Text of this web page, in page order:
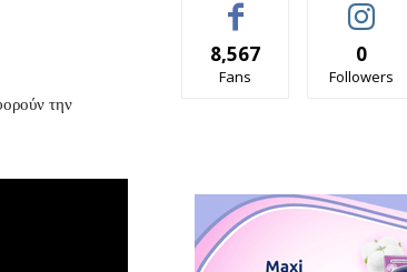
την
8,567
Fans
0
Followers